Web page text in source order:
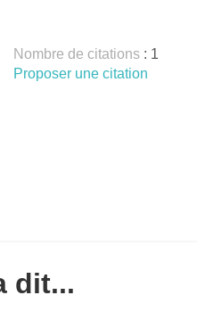
Nombre de citations : 1
Proposer une citation
dit...